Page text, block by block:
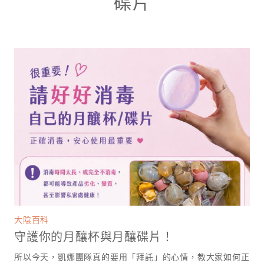
大陰百科
守護你的月釀杯與月釀碟片！
所以今天，凱娜團隊真的要用「拜託」的心情，教大家如何正